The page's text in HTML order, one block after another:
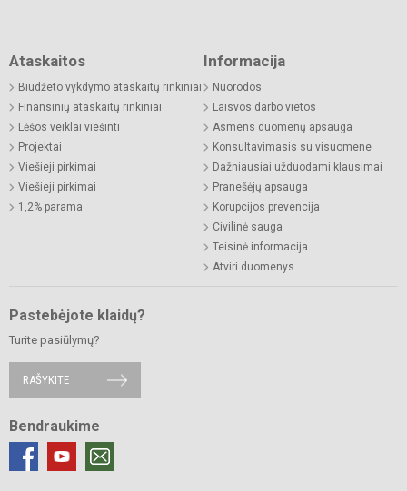
Ataskaitos
Biudžeto vykdymo ataskaitų rinkiniai
Finansinių ataskaitų rinkiniai
Lėšos veiklai viešinti
Projektai
Viešieji pirkimai
Viešieji pirkimai
1,2% parama
Informacija
Nuorodos
Laisvos darbo vietos
Asmens duomenų apsauga
Konsultavimasis su visuomene
Dažniausiai užduodami klausimai
Pranešėjų apsauga
Korupcijos prevencija
Civilinė sauga
Teisinė informacija
Atviri duomenys
Pastebėjote klaidų?
Turite pasiūlymų?
RAŠYKITE
Bendraukime